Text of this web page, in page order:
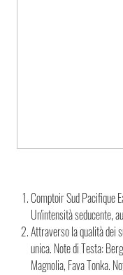
Comptoir Sud Pacifique
Un'intensità seducente,
Attraverso la qualità dei
unica. Note di Testa:
Magnolia, Fava Tonka.